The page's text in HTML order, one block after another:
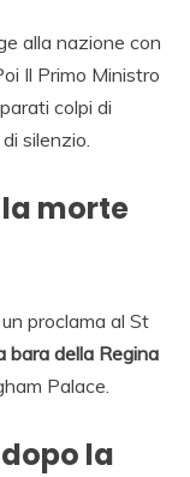
alla nazione con
Il Primo Ministro
colpi di
silenzio.
morte
proclama al St
bara della Regina
Palace.
la